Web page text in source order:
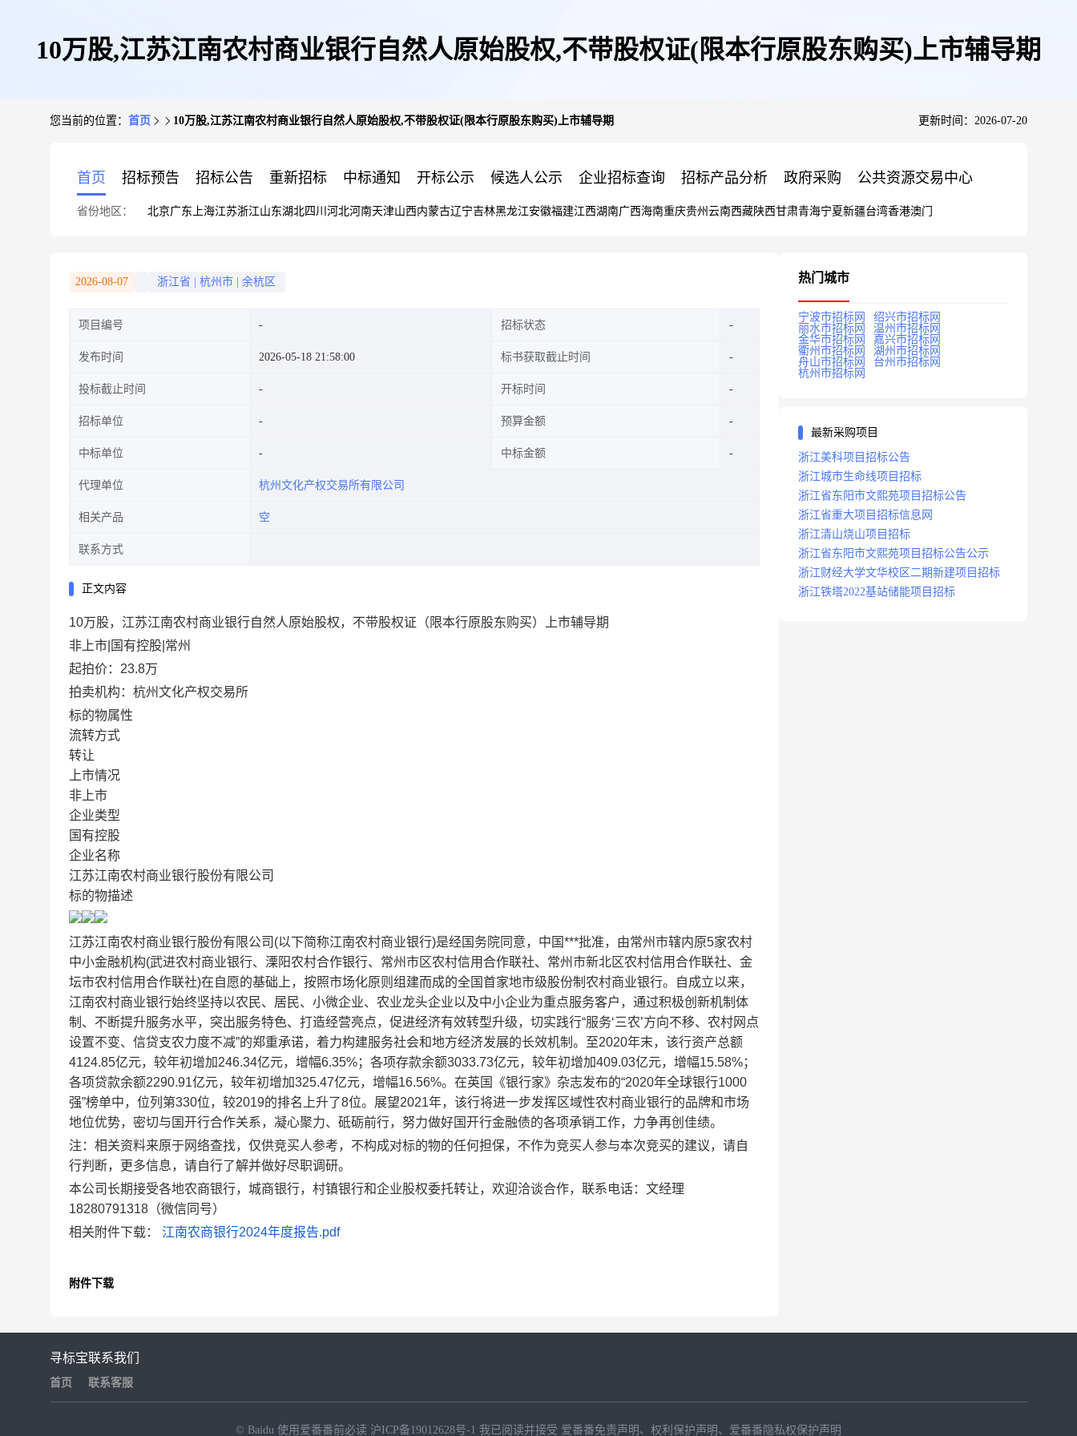
10万股,江苏江南农村商业银行自然人原始股权,不带股权证(限本行原股东购买)上市辅导期
您当前的位置： 首页 10万股,江苏江南农村商业银行自然人原始股权,不带股权证(限本行原股东购买)上市辅导期 更新时间：2026-07-20
首页 招标预告 招标公告 重新招标 中标通知 开标公示 候选人公示 企业招标查询 招标产品分析 政府采购 公共资源交易中心
省份地区： 北京广东 上海江苏浙江山东湖北四川 河北河南天津山西内蒙古辽宁吉林黑龙江安徽福建江西湖南广西海南重庆贵州 云南西藏陕西甘肃青海宁夏新疆台湾香港澳门
2026-08-07 浙江省 杭州市 余杭区
项目编号 招标状态
发布时间 2026-05-18 21:58:00 标书获取截止时间
投标截止时间 开标时间
招标单位 预算金额
中标单位 中标金额
代理单位 杭州文化产权交易所有限公司
相关产品 空
联系方式
正文内容
10万股，江苏江南农村商业银行自然人原始股权，不带股权证（限本行原股东购买）上市辅导期
非上市|国有控股|常州
起拍价：23.8万
拍卖机构：杭州文化产权交易所
标的物属性
流转方式
转让
上市情况
非上市
企业类型
国有控股
企业名称
江苏江南农村商业银行股份有限公司
标的物描述
江苏江南农村商业银行股份有限公司(以下简称江南农村商业银行)是经国务院同意，中国***批准，由常州市辖内原5家农村
中小金融机构(武进农村商业银行、溧阳农村合作银行、常州市区农村信用合作联社、常州市新北区农村信用合作联社、金
坛市农村信用合作联社)在自愿的基础上，按照市场化原则组建而成的全国首家地市级股份制农村商业银行。自成立以来，
江南农村商业银行始终坚持以农民、居民、小微企业、农业龙头企业以及中小企业为重点服务客户，通过积极创新机制体
制、不断提升服务水平，突出服务特色、打造经营亮点，促进经济有效转型升级，切实践行“服务‘三农’方向不移、农村网点
设置不变、信贷支农力度不减”的郑重承诺，着力构建服务社会和地方经济发展的长效机制。至2020年末，该行资产总额
4124.85亿元，较年初增加246.34亿元，增幅6.35%；各项存款余额3033.73亿元，较年初增加409.03亿元，增幅15.58%；
各项贷款余额2290.91亿元，较年初增加325.47亿元，增幅16.56%。在英国《银行家》杂志发布的“2020年全球银行1000
强”榜单中，位列第330位，较2019的排名上升了8位。展望2021年，该行将进一步发挥区域性农村商业银行的品牌和市场
地位优势，密切与国开行合作关系，凝心聚力、砥砺前行，努力做好国开行金融债的各项承销工作，力争再创佳绩。
注：相关资料来原于网络查找，仅供竞买人参考，不构成对标的物的任何担保，不作为竞买人参与本次竞买的建议，请自
行判断，更多信息，请自行了解并做好尽职调研。
本公司长期接受各地农商银行，城商银行，村镇银行和企业股权委托转让，欢迎洽谈合作，联系电话：文经理
18280791318（微信同号）
相关附件下载： 江南农商银行2024年度报告.pdf
附件下载
热门城市
宁波市招标网
绍兴市招标网
丽水市招标网
温州市招标网
金华市招标网
嘉兴市招标网
衢州市招标网
湖州市招标网
舟山市招标网
台州市招标网
杭州市招标网
最新采购项目
浙江美科项目招标公告
浙江城市生命线项目招标
浙江省东阳市文熙苑项目招标公告
浙江省重大项目招标信息网
浙江清山烧山项目招标
浙江省东阳市文熙苑项目招标公告公示
浙江财经大学文华校区二期新建项目招标
浙江铁塔2022基站储能项目招标
寻标宝
首页
联系我们
联系客服
© Baidu 使用爱番番前必读 沪ICP备19012628号-1 我已阅读并接受 爱番番免责声明 、 权利保护声明 、 爱番番隐私权保护声明